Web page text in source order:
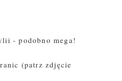
- podobno mega!
(patrz zdjęcie